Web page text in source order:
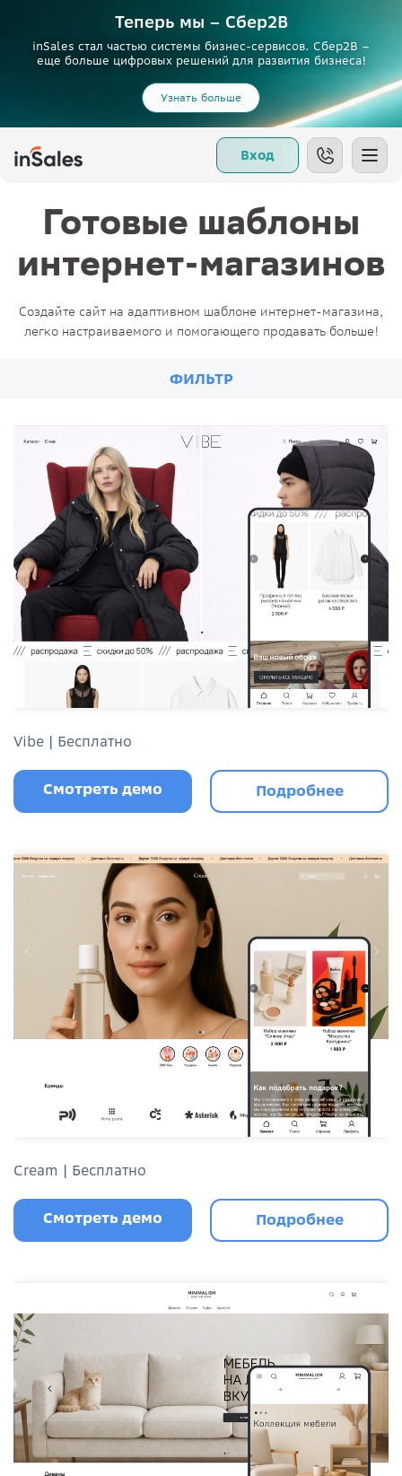
Теперь мы – Сбер2B
inSales стал частью системы бизнес-сервисов. Сбер2В –
еще больше цифровых решений для развития бизнеса!
Узнать больше
Вход
Готовые шаблоны
интернет-магазинов
Создайте сайт на адаптивном шаблоне интернет-магазина,
легко настраиваемого и помогающего продавать больше!
ФИЛЬТР
Vibe | Бесплатно
Смотреть демо Подробнее
Cream | Бесплатно
Смотреть демо Подробнее